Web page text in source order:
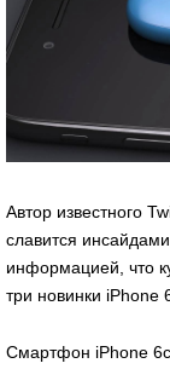
Автор известного
славится
информацией, что
три новинки iPhone
Смартфон iPhone